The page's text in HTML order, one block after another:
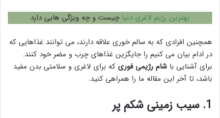
بهترین رژیم لاغری دنیا چیست و چه ویژگی هایی دارد
همچنین افرادی که به سالم خوری علاقه دارند، می توانند غذاهایی که
در ادام بیان می کنیم را جایگزین غذاهای چرب و مضر خود کنند.
برای آشنایی با شام رژیمی فوری که برای لاغری و سلامتی بدن مفید
باشد، تا آخر این مقاله ما را همراهی کنید.
1. سیب زمینی شکم پر